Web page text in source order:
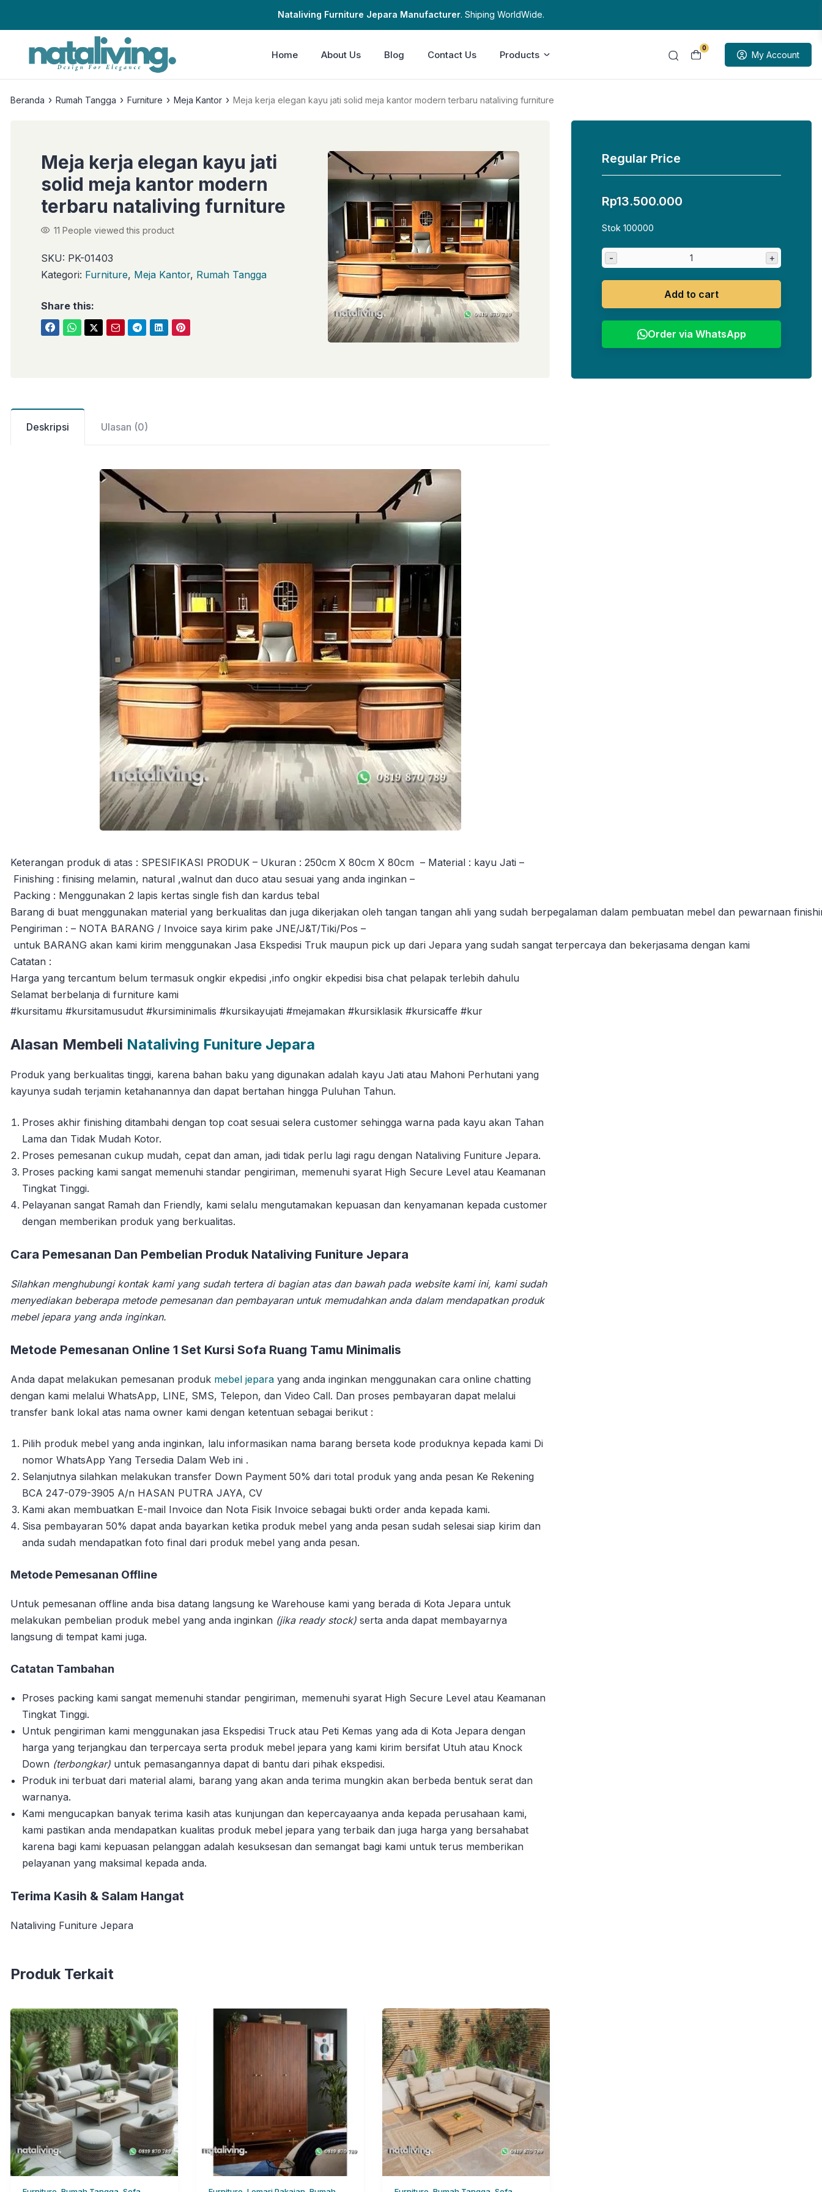
Nataliving Furniture Jepara Manufacturer. Shiping WorldWide.
0
My Account
Home About Us Blog Contact Us Products
Beranda › Rumah Tangga › Furniture › Meja Kantor › Meja kerja elegan kayu jati solid meja kantor modern terbaru nataliving furniture
Meja kerja elegan kayu jati
solid meja kantor modern
terbaru nataliving furniture
11 People viewed this product
SKU: PK-01403
Kategori: Furniture, Meja Kantor, Rumah Tangga
Share this:
Deskripsi Ulasan (0)
Keterangan produk di atas : SPESIFIKASI PRODUK – Ukuran : 250cm X 80cm X 80cm – Material : kayu Jati –
Finishing : finising melamin, natural ,walnut dan duco atau sesuai yang anda inginkan –
Packing : Menggunakan 2 lapis kertas single fish dan kardus tebal
Barang di buat menggunakan material yang berkualitas dan juga dikerjakan oleh tangan tangan ahli yang sudah berpegalaman dalam pembuatan mebel dan pewarnaan
Pengiriman : – NOTA BARANG / Invoice saya kirim pake JNE/J&T/Tiki/Pos –
untuk BARANG akan kami kirim menggunakan Jasa Ekspedisi Truk maupun pick up dari Jepara yang sudah sangat terpercaya dan bekerjasama dengan kami
Catatan :
Harga yang tercantum belum termasuk ongkir ekpedisi ,info ongkir ekpedisi bisa chat pelapak terlebih dahulu
Selamat berbelanja di furniture kami
#kursitamu #kursitamusudut #kursiminimalis #kursikayujati #mejamakan #kursiklasik #kursicaffe #kur
Alasan Membeli Nataliving Funiture Jepara
Produk yang berkualitas tinggi, karena bahan baku yang digunakan adalah kayu Jati atau Mahoni Perhutani yang
kayunya sudah terjamin ketahanannya dan dapat bertahan hingga Puluhan Tahun.
Proses akhir finishing ditambahi dengan top coat sesuai selera customer sehingga warna pada kayu akan Tahan
Lama dan Tidak Mudah Kotor.
Proses pemesanan cukup mudah, cepat dan aman, jadi tidak perlu lagi ragu dengan Nataliving Funiture Jepara.
Proses packing kami sangat memenuhi standar pengiriman, memenuhi syarat High Secure Level atau Keamanan
Tingkat Tinggi.
Pelayanan sangat Ramah dan Friendly, kami selalu mengutamakan kepuasan dan kenyamanan kepada customer
dengan memberikan produk yang berkualitas.
Cara Pemesanan Dan Pembelian Produk Nataliving Funiture Jepara
Silahkan menghubungi kontak kami yang sudah tertera di bagian atas dan bawah pada website kami ini, kami sudah
menyediakan beberapa metode pemesanan dan pembayaran untuk memudahkan anda dalam mendapatkan produk
mebel jepara yang anda inginkan.
Metode Pemesanan Online 1 Set Kursi Sofa Ruang Tamu Minimalis
Anda dapat melakukan pemesanan produk mebel jepara yang anda inginkan menggunakan cara online chatting
dengan kami melalui WhatsApp, LINE, SMS, Telepon, dan Video Call. Dan proses pembayaran dapat melalui
transfer bank lokal atas nama owner kami dengan ketentuan sebagai berikut :
Pilih produk mebel yang anda inginkan, lalu informasikan nama barang berseta kode produknya kepada kami Di
nomor WhatsApp Yang Tersedia Dalam Web ini .
Selanjutnya silahkan melakukan transfer Down Payment 50% dari total produk yang anda pesan Ke Rekening
BCA 247-079-3905 A/n HASAN PUTRA JAYA, CV
Kami akan membuatkan E-mail Invoice dan Nota Fisik Invoice sebagai bukti order anda kepada kami.
Sisa pembayaran 50% dapat anda bayarkan ketika produk mebel yang anda pesan sudah selesai siap kirim dan
anda sudah mendapatkan foto final dari produk mebel yang anda pesan.
Metode Pemesanan Offline
Untuk pemesanan offline anda bisa datang langsung ke Warehouse kami yang berada di Kota Jepara untuk
melakukan pembelian produk mebel yang anda inginkan (jika ready stock) serta anda dapat membayarnya
langsung di tempat kami juga.
Catatan Tambahan
Proses packing kami sangat memenuhi standar pengiriman, memenuhi syarat High Secure Level atau Keamanan
Tingkat Tinggi.
Untuk pengiriman kami menggunakan jasa Ekspedisi Truck atau Peti Kemas yang ada di Kota Jepara dengan
harga yang terjangkau dan terpercaya serta produk mebel jepara yang kami kirim bersifat Utuh atau Knock
Down (terbongkar) untuk pemasangannya dapat di bantu dari pihak ekspedisi.
Produk ini terbuat dari material alami, barang yang akan anda terima mungkin akan berbeda bentuk serat dan
warnanya.
Kami mengucapkan banyak terima kasih atas kunjungan dan kepercayaanya anda kepada perusahaan kami,
kami pastikan anda mendapatkan kualitas produk mebel jepara yang terbaik dan juga harga yang bersahabat
karena bagi kami kepuasan pelanggan adalah kesuksesan dan semangat bagi kami untuk terus memberikan
pelayanan yang maksimal kepada anda.
Terima Kasih & Salam Hangat
Nataliving Funiture Jepara
Produk Terkait
Regular Price
Rp13.500.000
Stok 100000
- +
Add to cart
Order via WhatsApp